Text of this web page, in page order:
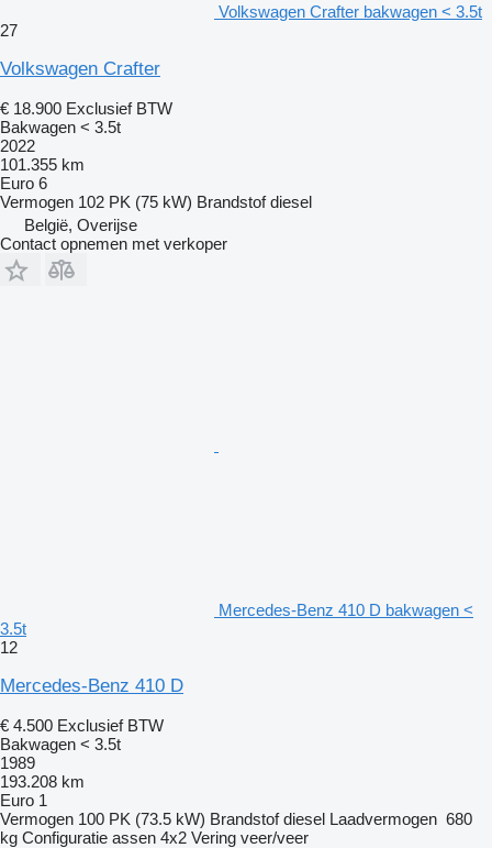
Volkswagen Crafter bakwagen < 3.5t
27
Volkswagen Crafter
€ 18.900 Exclusief BTW
Bakwagen < 3.5t
2022
101.355 km
Euro 6
Vermogen 102 PK (75 kW) Brandstof diesel
België, Overijse
Contact opnemen met verkoper
Mercedes-Benz 410 D bakwagen <
3.5t
12
Mercedes-Benz 410 D
€ 4.500 Exclusief BTW
Bakwagen < 3.5t
1989
193.208 km
Euro 1
Vermogen 100 PK (73.5 kW) Brandstof diesel Laadvermogen 680
kg Configuratie assen 4x2 Vering veer/veer